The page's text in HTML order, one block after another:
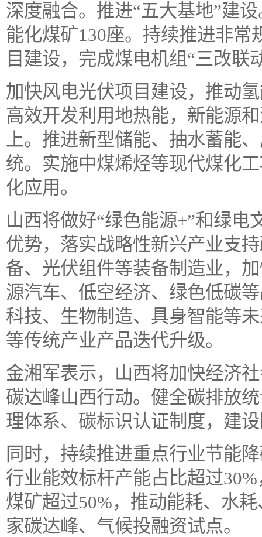
深度融合。推进“五大基地”建
能化煤矿130座。持续推进非
目建设，完成煤电机组“三改联
加快风电光伏项目建设，推动
高效开发利用地热能，新能源
上。推进新型储能、抽水蓄能
统。实施中煤烯烃等现代煤化
化应用。
山西将做好“绿色能源+”和绿
优势，落实战略性新兴产业支
备、光伏组件等装备制造业，
源汽车、低空经济、绿色低碳
科技、生物制造、具身智能等
等传统产业产品迭代升级。
金湘军表示，山西将加快经济
碳达峰山西行动。健全碳排放
理体系、碳标识认证制度，建
同时，持续推进重点行业节能
行业能效标杆产能占比超过
煤矿超过50%，推动能耗、水
家碳达峰、气候投融资试点。